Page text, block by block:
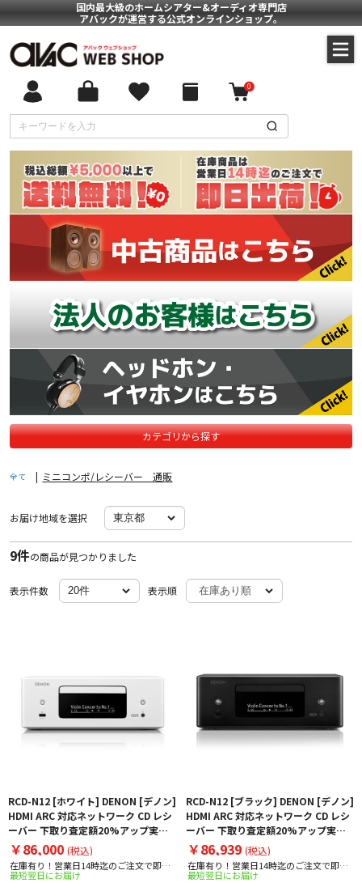
国内最大級のホームシアター&オーディオ専門店
アバックが運営する公式オンラインショップ。
0
カテゴリから探す
全て | ミニコンポ/レシーバー 通販
お届け地域を選択
9件の商品が見つかりました
表示件数 表示順
RCD-N12 [ホワイト] DENON [デノン]
HDMI ARC 対応ネットワーク CD レシ
ーバー 下取り査定額20%アップ実施
中！
￥86,000 (税込)
在庫有り！営業日14時迄のご注文で即日
出荷！
最短翌日にお届け
RCD-N12 [ブラック] DENON [デノン]
HDMI ARC 対応ネットワーク CD レシ
ーバー 下取り査定額20%アップ実施
中！
￥86,939 (税込)
在庫有り！営業日14時迄のご注文で即日
出荷！
最短翌日にお届け